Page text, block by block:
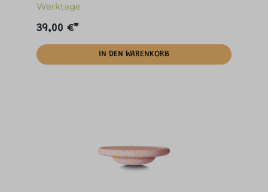
Werktage
39,00 €*
IN DEN WARENKORB